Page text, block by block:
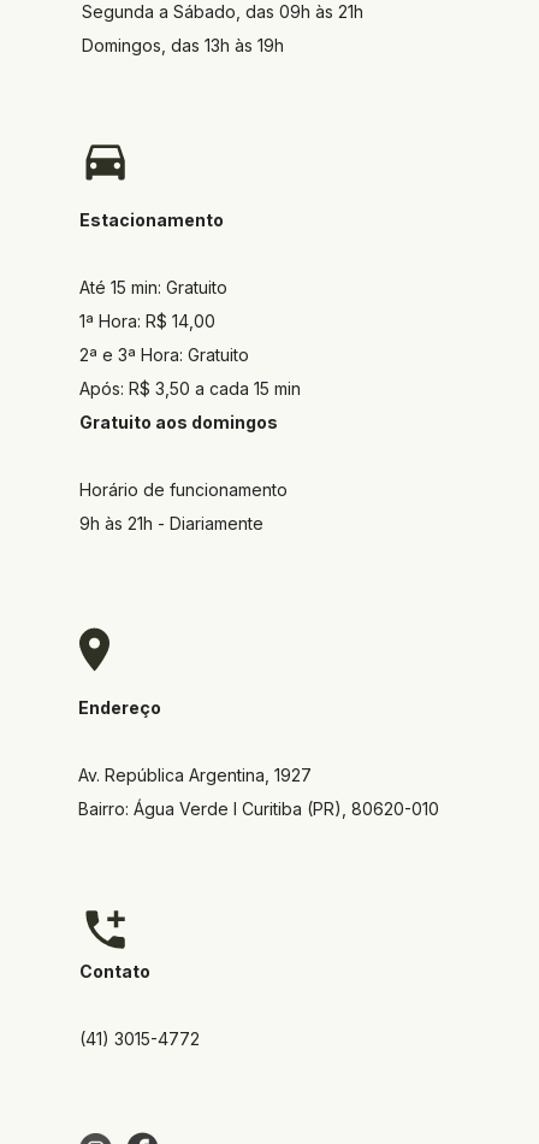
Contato
(41) 3015-4772
Segunda a Sábado, das 09h às 21h
Domingos, das 13h às 19h
Estacionamento
Até 15 min: Gratuito
1ª Hora: R$ 14,00
2ª e 3ª Hora: Gratuito
Após: R$ 3,50 a cada 15 min
Gratuito aos domingos
Horário de funcionamento
9h às 21h - Diariamente
Endereço
Av. República Argentina, 1927
Bairro: Água Verde I Curitiba (PR), 80620-010